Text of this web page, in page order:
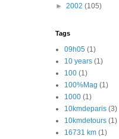
► 2002 (105)
Tags
09h05 (1)
10 years (1)
100 (1)
100%Mag (1)
1000 (1)
10kmdeparis (3)
10kmdetours (1)
16731 km (1)